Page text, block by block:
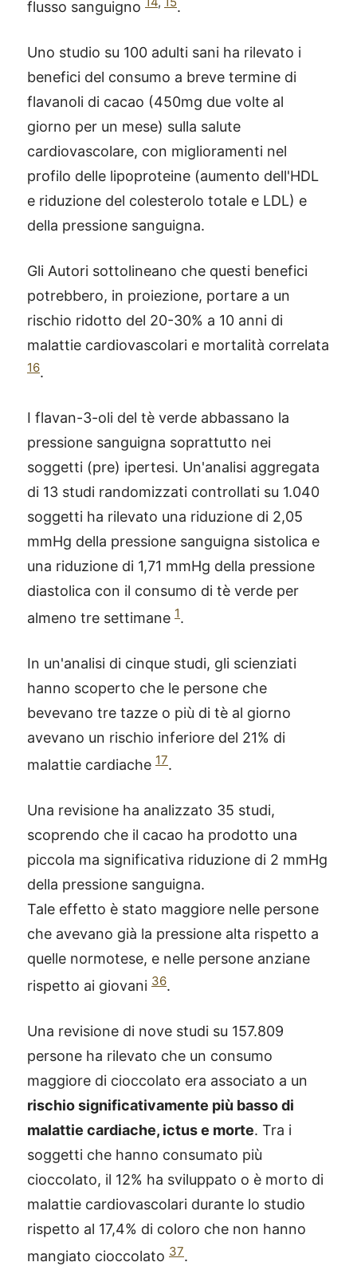
flusso sanguigno .
Uno studio su 100 adulti sani ha rilevato i
benefici del consumo a breve termine di
flavanoli di cacao (450mg due volte al
giorno per un mese) sulla salute
cardiovascolare, con miglioramenti nel
profilo delle lipoproteine (aumento dell'HDL
e riduzione del colesterolo totale e LDL) e
della pressione sanguigna.
Gli Autori sottolineano che questi benefici
potrebbero, in proiezione, portare a un
rischio ridotto del 20-30% a 10 anni di
malattie cardiovascolari e mortalità correlata
16.
I flavan-3-oli del tè verde abbassano la
pressione sanguigna soprattutto nei
soggetti (pre) ipertesi. Un'analisi aggregata
di 13 studi randomizzati controllati su 1.040
soggetti ha rilevato una riduzione di 2,05
mmHg della pressione sanguigna sistolica e
una riduzione di 1,71 mmHg della pressione
diastolica con il consumo di tè verde per
almeno tre settimane 1.
In un'analisi di cinque studi, gli scienziati
hanno scoperto che le persone che
bevevano tre tazze o più di tè al giorno
avevano un rischio inferiore del 21% di
malattie cardiache 17.
Una revisione ha analizzato 35 studi,
scoprendo che il cacao ha prodotto una
piccola ma significativa riduzione di 2 mmHg
della pressione sanguigna.
Tale effetto è stato maggiore nelle persone
che avevano già la pressione alta rispetto a
quelle normotese, e nelle persone anziane
rispetto ai giovani 36.
Una revisione di nove studi su 157.809
persone ha rilevato che un consumo
maggiore di cioccolato era associato a un
rischio significativamente più basso di
malattie cardiache, ictus e morte. Tra i
soggetti che hanno consumato più
cioccolato, il 12% ha sviluppato o è morto di
malattie cardiovascolari durante lo studio
rispetto al 17,4% di coloro che non hanno
mangiato cioccolato 37.